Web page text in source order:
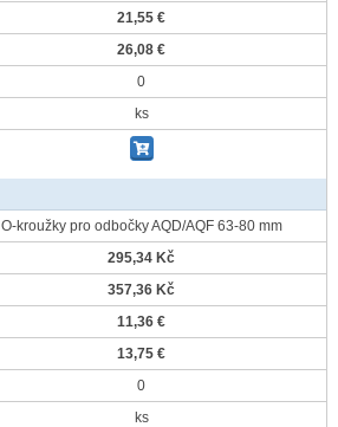
21,55 €
26,08 €
0
ks
O-kroužky pro odbočky AQD/AQF 63-80 mm
295,34 Kč
357,36 Kč
11,36 €
13,75 €
0
ks